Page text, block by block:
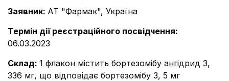
Заявник: АТ "Фармак", Україна
Термін дії реєстраційного посвідчення:
06.03.2023
Склад: 1 флакон містить бортезомібу ангідрид 3,
336 мг, що відповідає бортезомібу 3, 5 мг